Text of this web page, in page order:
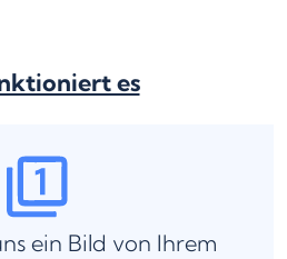
es
ein Bild von Ihrem